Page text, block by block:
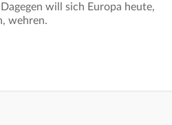
will sich Europa heute,
wehren.